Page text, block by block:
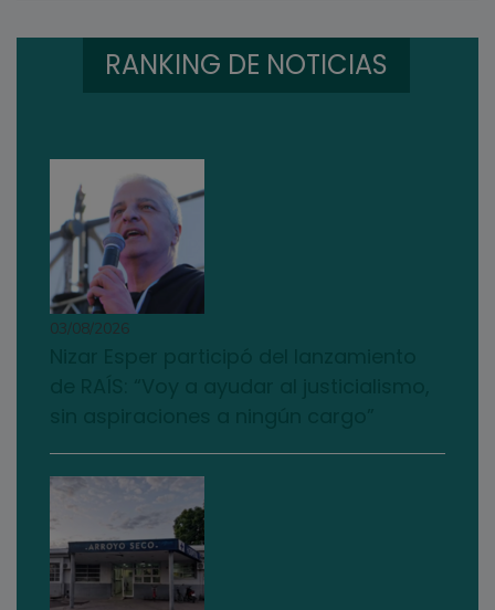
RANKING DE NOTICIAS
03/08/2026